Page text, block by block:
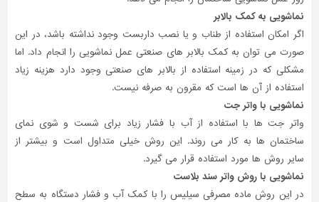
نماشویی به کمک بالابر
اگر امکان استفاده از طناب و یا نصب داربست وجود نداشته باشد، در این
صورت می توان به کمک بالابر های صنعتی عمل نماشویی را انجام داد. اما
مشکلی که در زمینه استفاده از بالابر های صنعتی وجود دارد هزینه زیاد
استفاده از آن ها است که مقرون به صرفه نیست.
نماشویی با واتر جت
واتر جت ها با استفاده از آب با فشار زیاد برای شست و شوی نمای
ساختمان ها به کار می روند. این روش خیلی متداول است و بیشتر از
سایر روش ها مورد استفاده قرار می گیرد.
نماشویی با روش واتر سند بلاست
در این روش ماده مصرفی سیلیس را با کمک آب و فشار دستگاه به سطح